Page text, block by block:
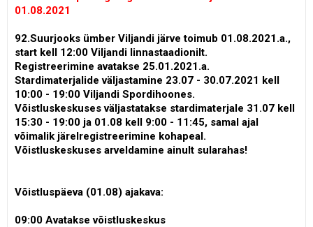
01.08.2021
92.Suurjooks ümber Viljandi järve toimub 01.08.2021.a.,
start kell 12:00 Viljandi linnastaadionilt.
Registreerimine avatakse 25.01.2021.a.
Stardimaterjalide väljastamine 23.07 - 30.07.2021 kell
10:00 - 19:00 Viljandi Spordihoones.
Võistluskeskuses väljastatakse stardimaterjale 31.07 kell
15:30 - 19:00 ja 01.08 kell 9:00 - 11:45, samal ajal
võimalik järelregistreerimine kohapeal.
Võistluskeskuses arveldamine ainult sularahas!
Võistluspäeva (01.08) ajakava:
09:00 Avatakse võistluskeskus